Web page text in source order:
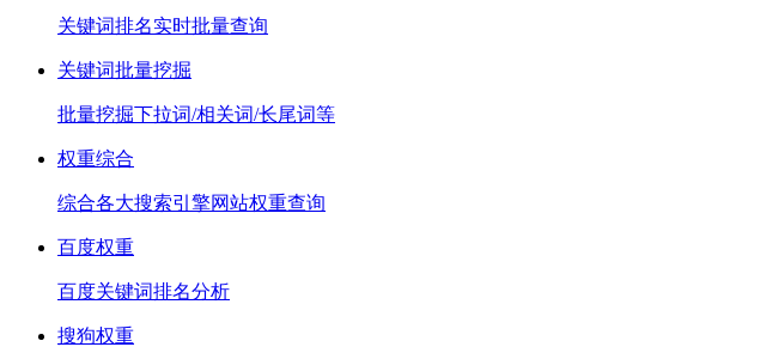
关键词排名实时批量查询
关键词批量挖掘
批量挖掘下拉词/相关词/长尾词等
权重综合
综合各大搜索引擎网站权重查询
百度权重
百度关键词排名分析
搜狗权重